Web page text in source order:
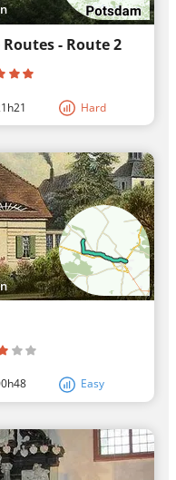
- Route 2
Hard
Easy